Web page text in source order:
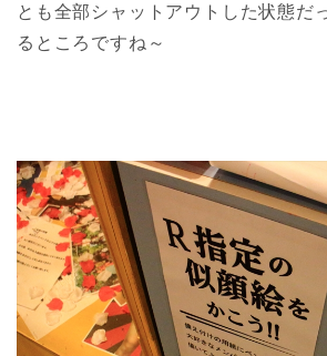
とも全部シャットアウトした状態だ
るところですね～